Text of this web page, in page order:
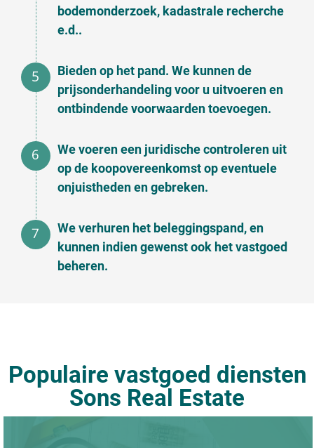
bodemonderzoek, kadastrale recherche
e.d..
Bieden op het pand. We kunnen de
prijsonderhandeling voor u uitvoeren en
ontbindende voorwaarden toevoegen.
We voeren een juridische controleren uit
op de koopovereenkomst op eventuele
onjuistheden en gebreken.
We verhuren het beleggingspand, en
kunnen indien gewenst ook het vastgoed
beheren.
Populaire vastgoed diensten
Sons Real Estate